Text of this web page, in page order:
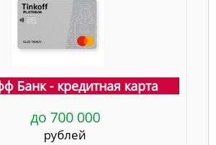
Банк - кредитная карта
до 700 000
рублей